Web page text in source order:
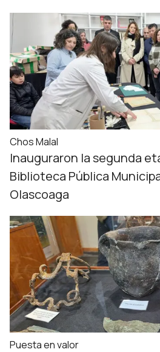
Chos Malal
Inauguraron la segunda
Biblioteca Pública
Olascoaga
Puesta en valor